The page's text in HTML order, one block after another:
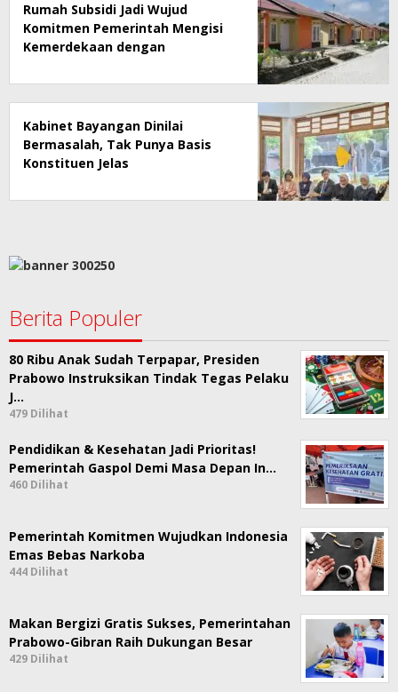
Rumah Subsidi Jadi Wujud
Komitmen Pemerintah Mengisi
Kemerdekaan dengan
Kabinet Bayangan Dinilai
Bermasalah, Tak Punya Basis
Konstituen Jelas
Berita Populer
80 Ribu Anak Sudah Terpapar, Presiden
Prabowo Instruksikan Tindak Tegas Pelaku
J…
479 Dilihat
Pendidikan & Kesehatan Jadi Prioritas!
Pemerintah Gaspol Demi Masa Depan In…
460 Dilihat
Pemerintah Komitmen Wujudkan Indonesia
Emas Bebas Narkoba
444 Dilihat
Makan Bergizi Gratis Sukses, Pemerintahan
Prabowo-Gibran Raih Dukungan Besar
429 Dilihat